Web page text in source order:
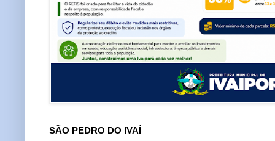
SÃO PEDRO DO IVAÍ